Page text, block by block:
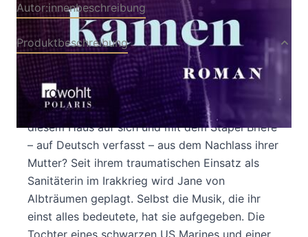
Autor:innenbeschreibung
Produktbeschreibung
Als sie bei der Testamentseröffnung ihres Vaters
erfährt, dass sie ein Haus auf Cape Cod geerbt
hat, fällt Jane aus allen Wolken. Was hat es mit
diesem Haus auf sich und mit dem Stapel Briefe
– auf Deutsch verfasst – aus dem Nachlass ihrer
Mutter? Seit ihrem traumatischen Einsatz als
Sanitäterin im Irakkrieg wird Jane von
Albträumen geplagt. Selbst die Musik, die ihr
einst alles bedeutete, hat sie aufgegeben. Die